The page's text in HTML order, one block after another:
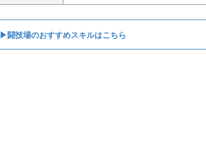
▶︎闘技場のおすすめスキルはこちら